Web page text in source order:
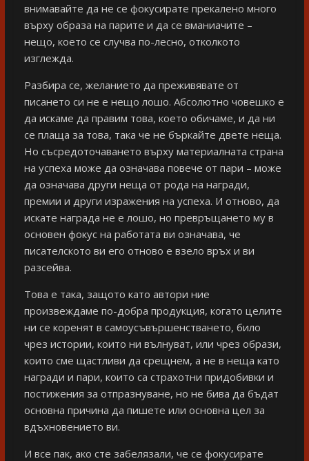
внимавайте да не се фокусирате прекалено много
върху образа на парите и да се вманиачите –
нещо, което се случва по-лесно, отколкото
изглежда.
Разбира се, желанието да преживявате от
писането си не е нещо лошо. Абсолютно човешко е
да искаме да правим това, което обичаме, и да ни
се плаща за това, така че не бъркайте двете неща.
Но съсредоточаването върху материалната страна
на успеха може да означава повече от пари – може
да означава други неща от рода на награди,
премии и други изражения на успеха. И отново, да
искате награда не е лошо, но превръщането му в
основен фокус на работата ви означава, че
писателското ви его отново е взело връх и ви
разсейва.
Това е така, защото като автори ние
произвеждаме по-добра продукция, когато целите
ни се коренят в самоусъвършенстването, било
чрез истории, които ни вълнуват, или чрез образи,
които сме щастливи да срещнем, а не в неща като
награди и пари, които са страхотни придобивки и
постижения за отпразнуване, но не бива да бъдат
основна причина да пишете или основна цел за
вдъхновението ви.
И все пак, ако сте забелязали, че се фокусирате